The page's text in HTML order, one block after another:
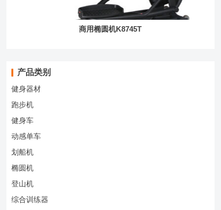
商用椭圆机K8745T
产品类别
健身器材
跑步机
健身车
动感单车
划船机
椭圆机
登山机
综合训练器